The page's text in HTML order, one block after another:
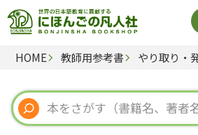
日
視
HOME 教師用参考書 やり取り・